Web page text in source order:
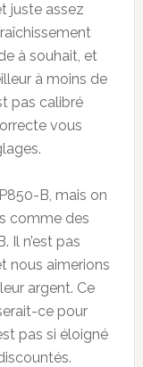
juste assez
à souhait, et
à moins de
pas calibré
vous
B, mais on
comme des
Il n’est pas
nous aimerions
argent. Ce
ce pour
pas si éloigné